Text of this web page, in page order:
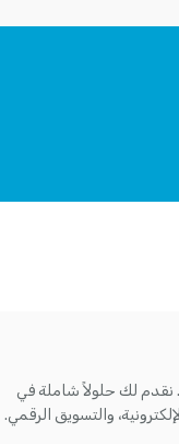
نقدم لك حلولاً شاملة في
والتسويق الرقمي.